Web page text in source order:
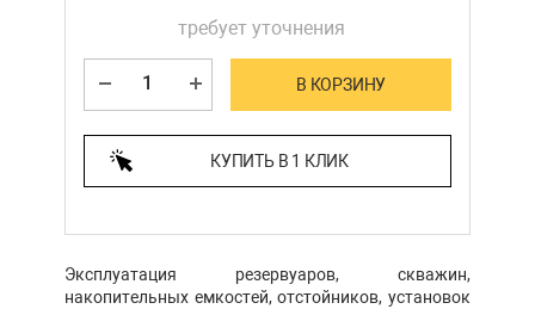
требует уточнения
В КОРЗИНУ
КУПИТЬ В 1 КЛИК
Эксплуатация резервуаров, скважин,
накопительных емкостей, отстойников, установок